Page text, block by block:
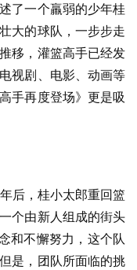
了一个羸弱的少年桂
大的球队，一步步走
移，灌篮高手已经发
视剧、电影、动画等
手再度登场》更是吸
后，桂小太郎重回篮
个由新人组成的街头
和不懈努力，这个队
是，团队所面临的挑